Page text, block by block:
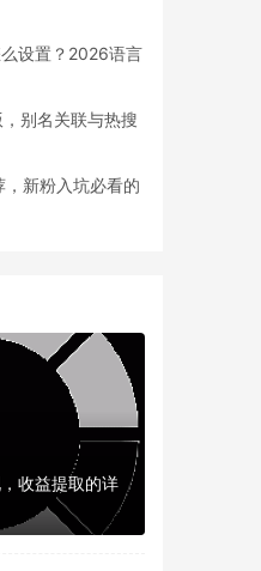
设置？2026语言
别名关联与热搜
新粉入坑必看的
收益提取的详